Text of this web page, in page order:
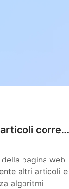
Raccomandazione di articoli correlati
pagina web
altri articoli e
algoritmi